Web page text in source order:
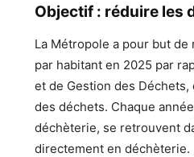
Objectif : réduire les
La Métropole a pour but
par habitant en 2025 par
et de Gestion des Déchets,
des déchets. Chaque
déchèterie, se retrouvent
directement en déchèterie.